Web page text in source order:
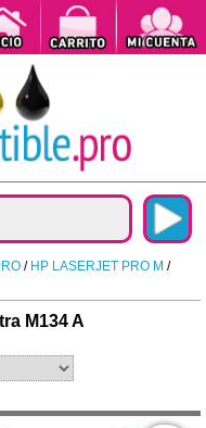
/ HP LASERJET PRO M /
M134 A